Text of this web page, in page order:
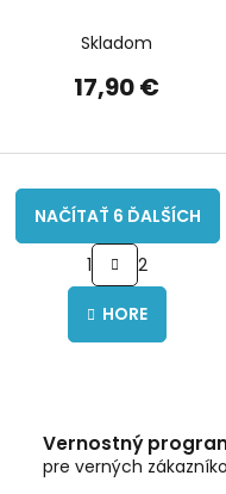
Skladom
17,90 €
O
l
á
i
e
p
NAČÍTAŤ 6 ĎALŠÍCH
S
t
r
á
n
i
e
1 2
HORE
Vernostný
pre verných